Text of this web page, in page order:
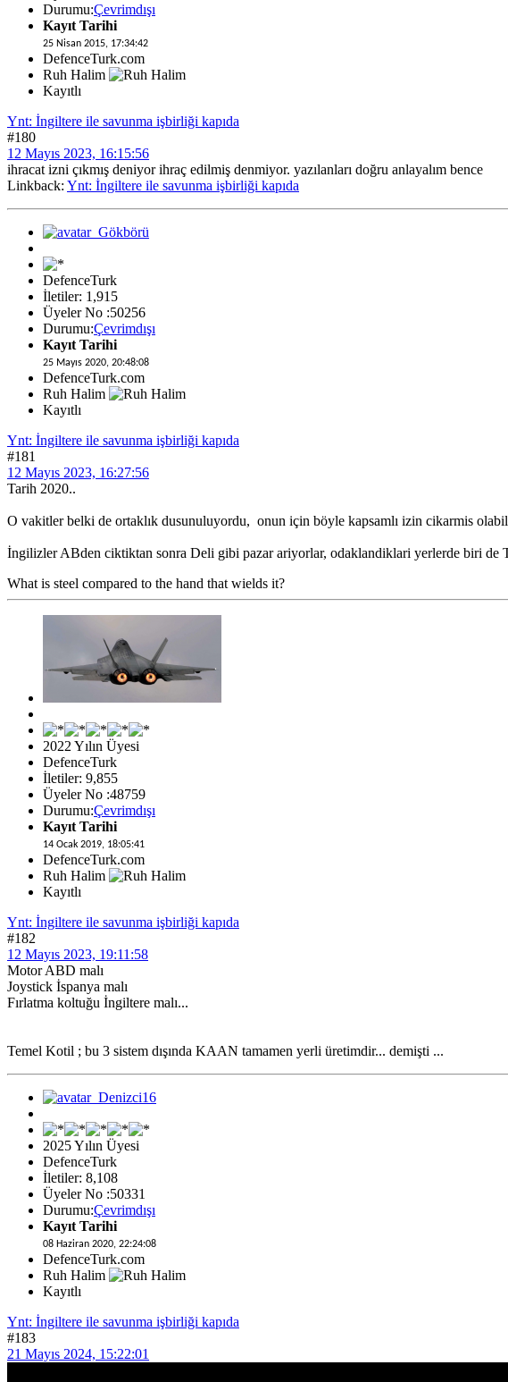
Durumu:Çevrimdışı
Kayıt Tarihi
25 Nisan 2015, 17:34:42
DefenceTurk.com
Ruh Halim
Kayıtlı
Ynt: İngiltere ile savunma işbirliği kapıda
#180
12 Mayıs 2023, 16:15:56
ihracat izni çıkmış deniyor ihraç edilmiş denmiyor. yazılanları doğru anlayalım bence
Linkback: Ynt: İngiltere ile savunma işbirliği kapıda
DefenceTurk
İletiler: 1,915
Üyeler No :50256
Durumu:Çevrimdışı
Kayıt Tarihi
25 Mayıs 2020, 20:48:08
DefenceTurk.com
Ruh Halim
Kayıtlı
Ynt: İngiltere ile savunma işbirliği kapıda
#181
12 Mayıs 2023, 16:27:56
Tarih 2020..
O vakitler belki de ortaklık dusunuluyordu, onun için böyle kapsamlı izin cikarmis
İngilizler ABden ciktiktan sonra Deli gibi pazar ariyorlar, odaklandiklari yerlerde biri de
What is steel compared to the hand that wields it?
2022 Yılın Üyesi
DefenceTurk
İletiler: 9,855
Üyeler No :48759
Durumu:Çevrimdışı
Kayıt Tarihi
14 Ocak 2019, 18:05:41
DefenceTurk.com
Ruh Halim
Kayıtlı
Ynt: İngiltere ile savunma işbirliği kapıda
#182
12 Mayıs 2023, 19:11:58
Motor ABD malı
Joystick İspanya malı
Fırlatma koltuğu İngiltere malı...
Temel Kotil ; bu 3 sistem dışında KAAN tamamen yerli üretimdir... demişti ...
2025 Yılın Üyesi
DefenceTurk
İletiler: 8,108
Üyeler No :50331
Durumu:Çevrimdışı
Kayıt Tarihi
08 Haziran 2020, 22:24:08
DefenceTurk.com
Ruh Halim
Kayıtlı
Ynt: İngiltere ile savunma işbirliği kapıda
#183
21 Mayıs 2024, 15:22:01